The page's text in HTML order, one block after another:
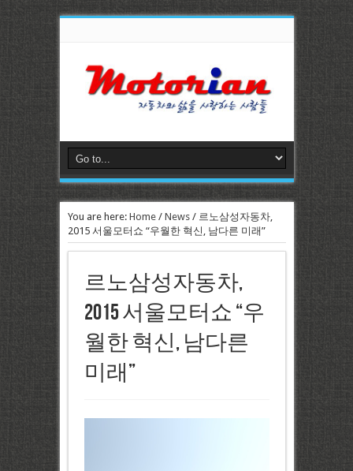
You are here: Home/ News/ 르노삼성자동차,
2015 서울모터쇼 “우월한 혁신, 남다른 미래”
르노삼성자동차,
2015 서울모터쇼 “우
월한 혁신, 남다른
미래”